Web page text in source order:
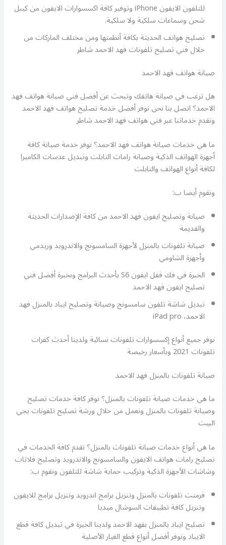
للتلفون الايفون iPhone وتوفير كافة اكسسوارات الايفون من كيبل
شحن وسماعات سلكية ولا سلكية.
تصليح هواتف الحديثة بكافة أنظمتها ومن مختلف الماركات من
خلال فني تصليح تلفونات فهد الاحمد شاطر
صيانة هواتف فهد الاحمد
هل ترغب في صيانة هاتفك وتبحث عن أفضل فني صيانة هواتف فهد
الاحمد؟ اتصل بنا نحن نوفر أفضل خدمة تصليح هواتف فهد الاحمد
ونقدم خدماتنا عبر فني هواتف فهد الاحمد شاطر
ما هي خدمات صيانة هواتف فهد الاحمد؟ نوفر خدمة صيانة كافة
أجهزة الهواتف الذكية وصيانة رامات التابلت وتبديل عدسات الكاميرا
لكافة أنواع الهواتف والتابلت
ونقوم أيضا ب:
صيانة وتصليح ايفون فهد الاحمد من كافة الإصدارات الحديثة
والقديمة
صيانة تلفونات بالمنزل لأجهزة السامسونج والاندرويد وريدمي
وأجهزة الشاومي
الخبرة في فك قفل ايفون S6 بأحدث البرامج وبخبرة أفضل فني
تصليح ايفون فهد الاحمد
تبديل شاشة تلفون سامسونج وصيانة وتصليح ايباد بالمنزل فهد
الاحمد، iPad pro
نوفر جميع أنواع إكسسوارات تلفونات نسائية ولدينا أحدث كفرات
تلفونات 2021 وبأسعار رخيصة
صيانة تلفونات بالمنزل فهد الاحمد
ما هي خدمات صيانة تلفونات بالمنزل؟ نوفر كافة خدمات تصليح
وصيانة تلفونات بالمنزل ونعمل من خلال ورشة تصليح تلفونات يجي
البيت
ما هي أنواع خدمات صيانة تلفونات بالمنزل؟ نقدم كافة الخدمات في
تصليح رامات هواتف الايفون والسامسونج والاندرويد وتصليح فلاتات
وشاشات الأجهزة الذكية وتركيب حماية شاشة للتلفون ونقوم ب:
فرمتت تلفونات بالمنزل وتنزيل برامج اندرويد وتنزيل برامج للايفون
وتنزيل كافة تطبيقات السوشال ميديا
تصليح ايباد بالمنزل بفهد الاحمد ولدينا الخبرة في تبديل كافة قطع
الايباد ونوفر أفضل أنواع قطع الغيار الأصلية